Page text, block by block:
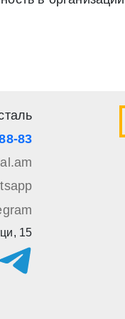
83
15
9 Федерального
e-mail или СМС